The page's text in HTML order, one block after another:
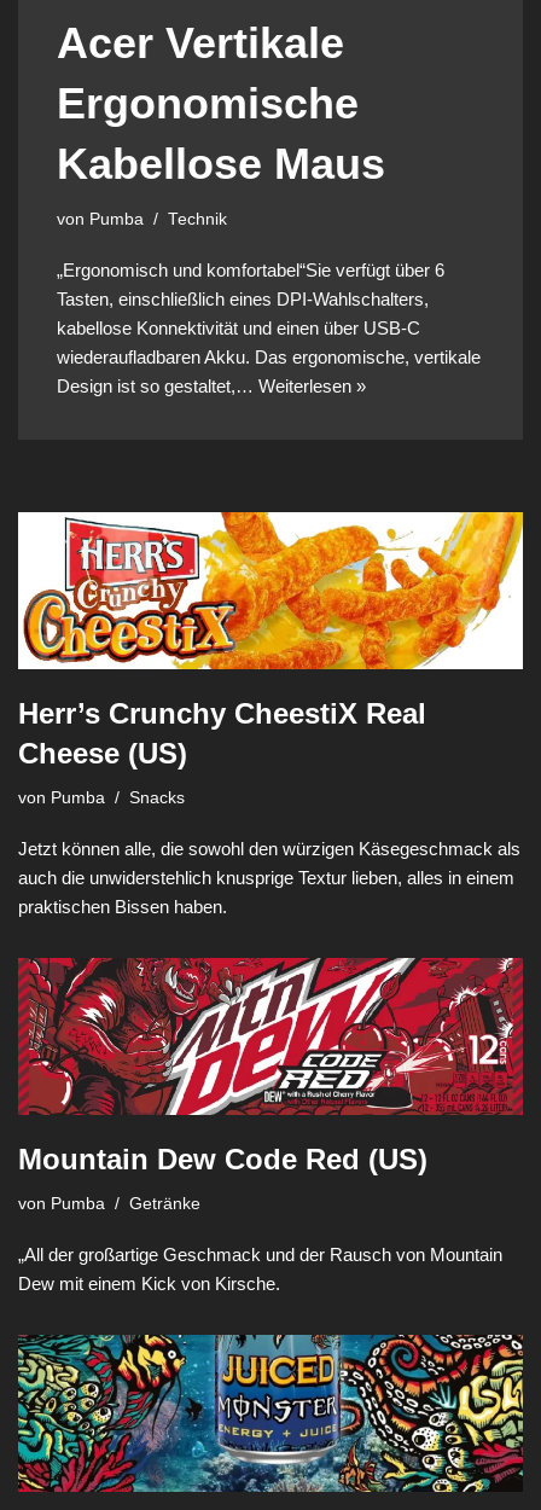
Acer Vertikale
Ergonomische
Kabellose Maus
von Pumba Technik
„Ergonomisch und komfortabel“Sie verfügt über 6
Tasten, einschließlich eines DPI-Wahlschalters,
kabellose Konnektivität und einen über USB-C
wiederaufladbaren Akku. Das ergonomische, vertikale
Design ist so gestaltet,… Weiterlesen »
Herr’s Crunchy CheestiX Real
Cheese (US)
von Pumba Snacks
Jetzt können alle, die sowohl den würzigen Käsegeschmack als
auch die unwiderstehlich knusprige Textur lieben, alles in einem
praktischen Bissen haben.
Mountain Dew Code Red (US)
von Pumba Getränke
„All der großartige Geschmack und der Rausch von Mountain
Dew mit einem Kick von Kirsche.